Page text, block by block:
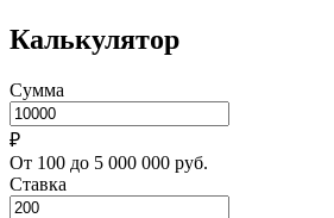
Калькулятор
Сумма
₽
От 100 до 5 000 000 руб.
Ставка